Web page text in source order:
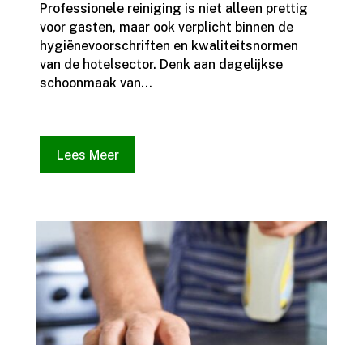
Professionele reiniging is niet alleen prettig
voor gasten, maar ook verplicht binnen de
hygiënevoorschriften en kwaliteitsnormen
van de hotelsector.​ Denk aan dagelijkse
schoonmaak van...
Lees Meer